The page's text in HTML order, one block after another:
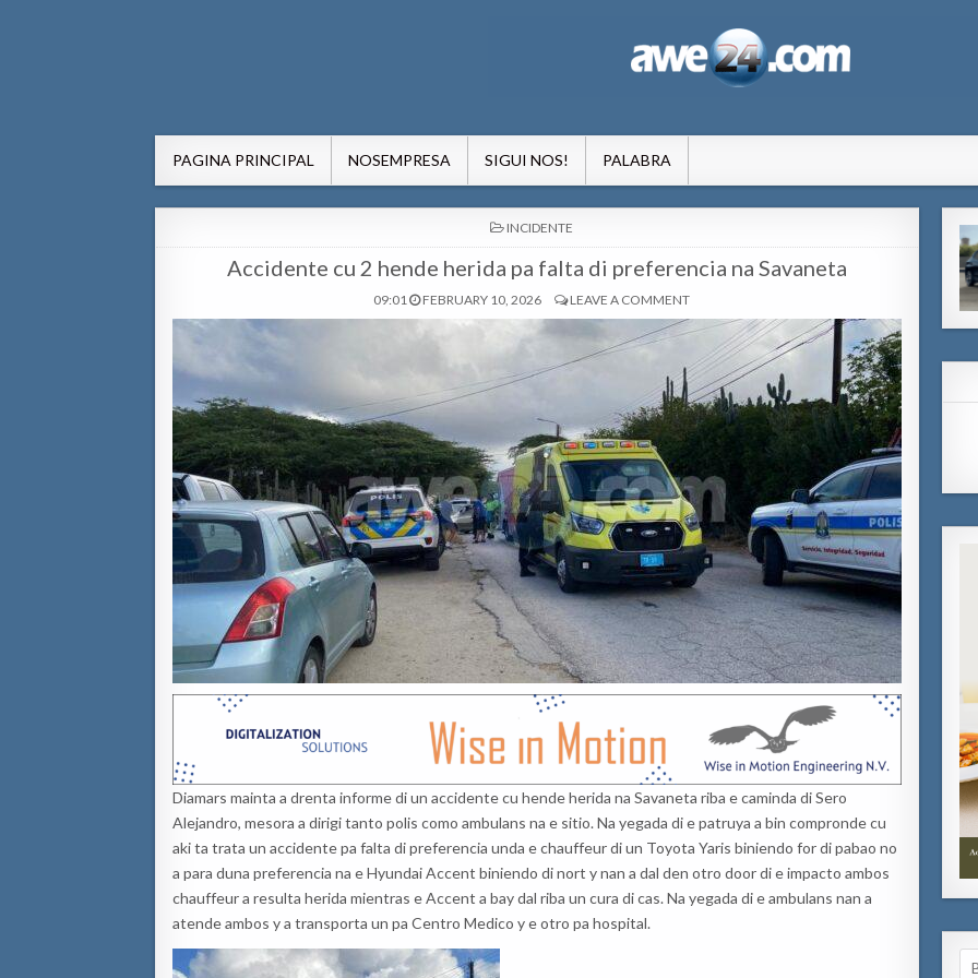
PAGINA PRINCIPAL NOSEMPRESA SIGUI NOS! PALABRA
POSTED
IN
INCIDENTE
Accidente cu 2 hende herida pa falta di preferencia na Savaneta
09:01 FEBRUARY 10, 2026 LEAVE A COMMENT
Diamars mainta a drenta informe di un accidente cu hende herida na Savaneta riba e caminda di Sero
Alejandro, mesora a dirigi tanto polis como ambulans na e sitio. Na yegada di e patruya a bin compronde cu
aki ta trata un accidente pa falta di preferencia unda e chauffeur di un Toyota Yaris biniendo for di pabao no
a para duna preferencia na e Hyundai Accent biniendo di nort y nan a dal den otro door di e impacto ambos
chauffeur a resulta herida mientras e Accent a bay dal riba un cura di cas. Na yegada di e ambulans nan a
atende ambos y a transporta un pa Centro Medico y e otro pa hospital.